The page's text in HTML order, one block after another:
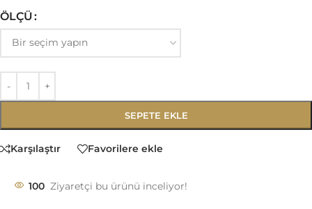
ÖLÇÜ
SEPETE EKLE
Karşılaştır Favorilere ekle
100 Ziyaretçi bu ürünü inceliyor!